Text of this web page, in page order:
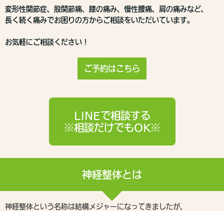
変形性関節症、股関節痛、膝の痛み、慢性腰痛、肩の痛みなど、
長く続く痛みでお困りの方からご相談をいただいています。
お気軽にご相談ください！
ご予約はこちら
LINEで相談する
※相談だけでもOK※
神経整体とは
神経整体という名称は結構メジャーになってきましたが、